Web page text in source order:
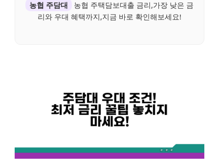
농협 주담대
농협 주택담보대출 금리,가장 낮은 금
리와 우대 혜택까지,지금 바로 확인해보세요!